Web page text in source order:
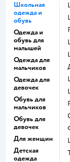
Школьная
одежда и
обувь
Одежда и
обувь для
малышей
Одежда для
мальчиков
Одежда для
девочек
Обувь для
мальчиков
Обувь для
девочек
Для женщин
Детская
одежда